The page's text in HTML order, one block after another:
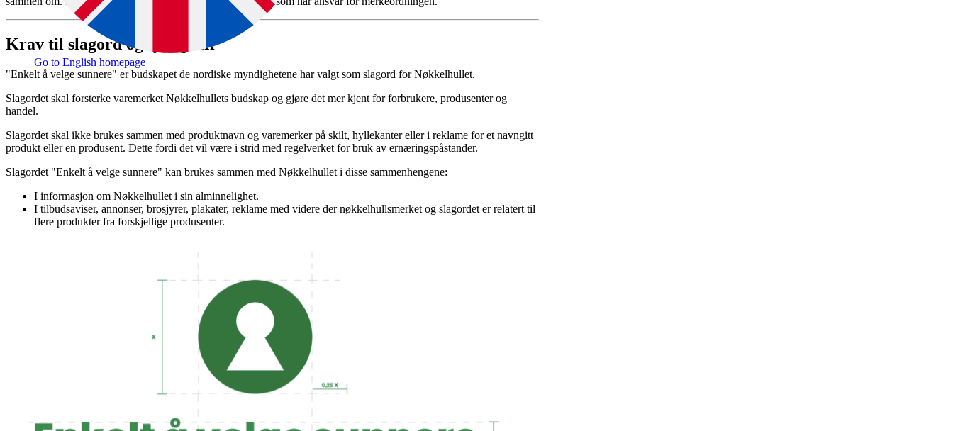
Go to English homepage
Krav til slagord og typografi
"Enkelt å velge sunnere" er budskapet de nordiske myndighetene har valgt som slagord for Nøkkelhullet.
Slagordet skal forsterke varemerket Nøkkelhullets budskap og gjøre det mer kjent for forbrukere, produsenter og
handel.
Slagordet skal ikke brukes sammen med produktnavn og varemerker på skilt, hyllekanter eller i reklame for et navngitt
produkt eller en produsent. Dette fordi det vil være i strid med regelverket for bruk av ernæringspåstander.
Slagordet "Enkelt å velge sunnere" kan brukes sammen med Nøkkelhullet i disse sammenhengene:
I informasjon om Nøkkelhullet i sin alminnelighet.
I tilbudsaviser, annonser, brosjyrer, plakater, reklame med videre der nøkkelhullsmerket og slagordet er relatert til
flere produkter fra forskjellige produsenter.